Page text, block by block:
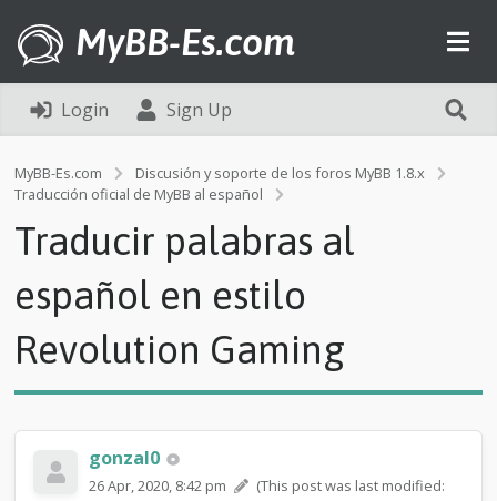
MyBB-Es.com
Login Sign Up
MyBB-Es.com
Discusión y soporte de los foros MyBB 1.8.x
Traducción oficial de MyBB al español
a
d
c
r
p
a
Traducir palabras al
español en estilo
Revolution Gaming
gonzal0
26 Apr, 2020, 8:42 pm
(This post was last modified: